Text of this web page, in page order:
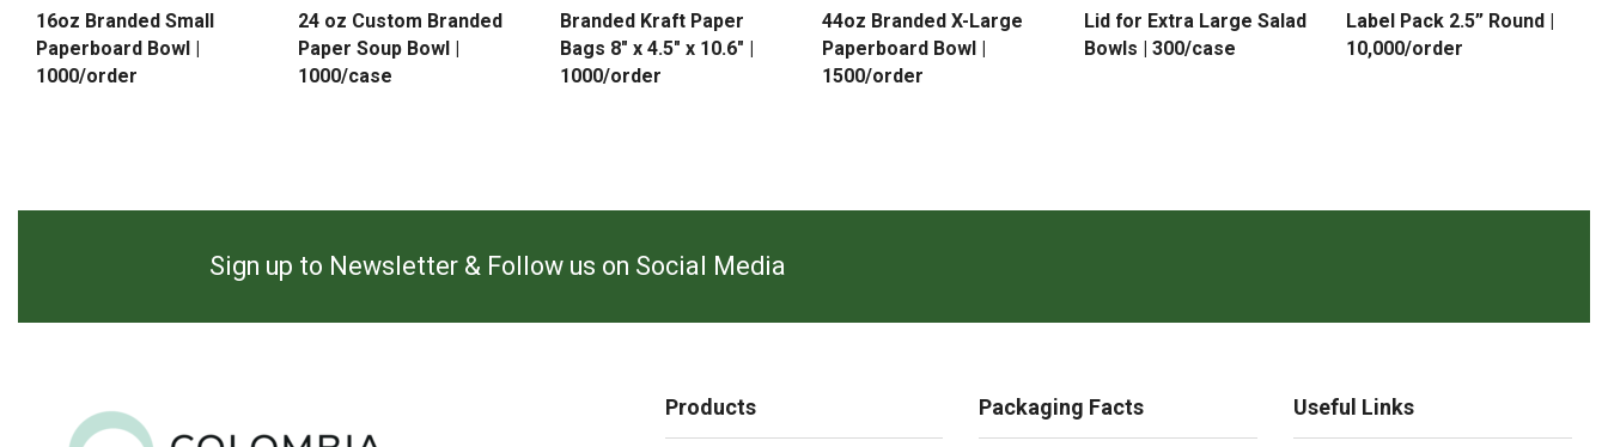
16oz Branded Small
Paperboard Bowl |
1000/order
24 oz Custom Branded
Paper Soup Bowl |
1000/case
Branded Kraft Paper
Bags 8″ x 4.5″ x 10.6″ |
1000/order
44oz Branded X-Large
Paperboard Bowl |
1500/order
Lid for Extra Large Salad
Bowls | 300/case
Label Pack 2.5” Round |
10,000/order
Sign up to Newsletter & Follow us on Social Media
Products Packaging Facts Useful Links